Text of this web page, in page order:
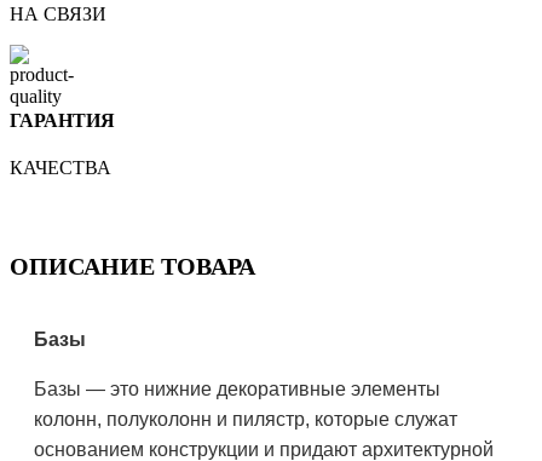
НА СВЯЗИ
ГАРАНТИЯ
КАЧЕСТВА
ОПИСАНИЕ ТОВАРА
Базы
Базы — это нижние декоративные элементы
колонн, полуколонн и пилястр, которые служат
основанием конструкции и придают архитектурной